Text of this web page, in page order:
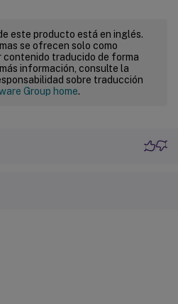
este producto está en inglés.
se ofrecen solo como
traducido de forma
información, consulte la
sobre traducción
Group home.